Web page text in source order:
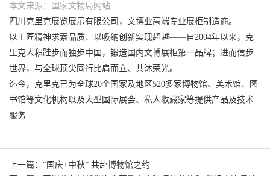
本文来源：国家文物局网站
四川克里克展览展示有限公司，文博业高端专业展柜制造商。
以工匠精神求索品质、以吸纳创新实现超越——自2004年以来，克
里克人积跬步而独步中国，锻造国内文博展柜第一品牌；进而信步
世界，与全球顶尖同行比肩而立、共沐荣光。
迄今，克里克已为全球20个国家及地区520多家博物馆、美术馆、图
书馆等文化机构以及大型国际展会、私人收藏家等提供产品及技术
服务...
上一篇：“国庆+中秋” 共赴博物馆之约